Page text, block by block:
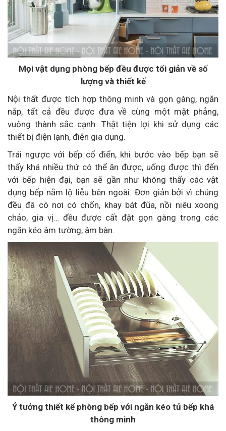
Mọi vật dụng phòng bếp đều được tối giản về số
lượng và thiết kế
Nội thất được tích hợp thông minh và gọn gàng, ngăn
nắp, tất cả đều được đưa về cùng một mặt phẳng,
vuông thành sắc cạnh. Thật tiện lợi khi sử dụng các
thiết bị điện lạnh, điện gia dụng.
Trái ngược với bếp cổ điển, khi bước vào bếp bạn sẽ
thấy khá nhiều thứ có thể ăn được, uống được thì đến
với bếp hiện đại, bạn sẽ gần như không thấy các vật
dụng bếp nằm lộ liễu bên ngoài. Đơn giản bởi vì chúng
đều đã có nơi có chốn, khay bát đũa, nồi niêu xoong
chảo, gia vị… đều được cất đặt gọn gàng trong các
ngăn kéo âm tường, âm bàn.
Ý tưởng thiết kế phòng bếp với ngăn kéo tủ bếp khá
thông minh